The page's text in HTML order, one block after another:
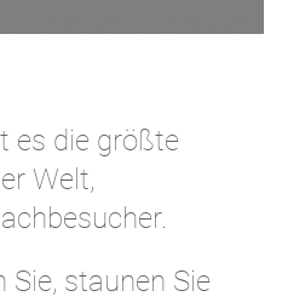
es die größte
Welt,
Sie, staunen Sie